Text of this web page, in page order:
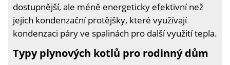
dostupnější, ale méně energeticky efektivní než
jejich kondenzační protějšky, které využívají
kondenzaci páry ve spalinách pro další využití tepla.
Typy plynových kotlů pro rodinný dům